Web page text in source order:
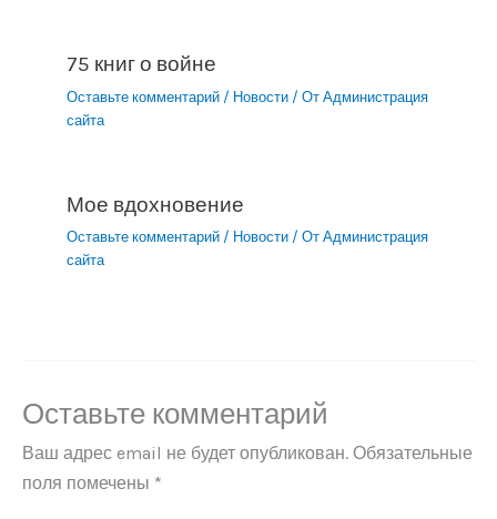
75 книг о войне
Оставьте комментарий / Новости / От Администрация
сайта
Мое вдохновение
Оставьте комментарий / Новости / От Администрация
сайта
Оставьте комментарий
Ваш адрес email не будет опубликован. Обязательные
поля помечены *